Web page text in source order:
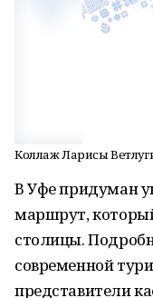
Коллаж Ларисы
В Уфе придуман
маршрут,
столицы.
современной
представители